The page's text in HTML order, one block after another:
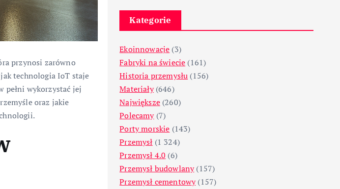
przynosi zarówno
technologia IoT staje
pełni wykorzystać jej
oraz jakie
Kategorie
Ekoinnowacje (3)
Fabryki na świecie (161)
Historia przemysłu (156)
Materiały(646)
Największe(260)
Polecamy(7)
Porty morskie (143)
Przemysł (1 324)
Przemysł 4.0 (6)
Przemysł budowlany(157)
Przemysł cementowy(157)